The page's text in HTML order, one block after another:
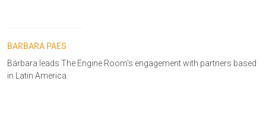
BARBARA PAES
Bárbara leads The Engine Room's engagement with partners based
in Latin America.